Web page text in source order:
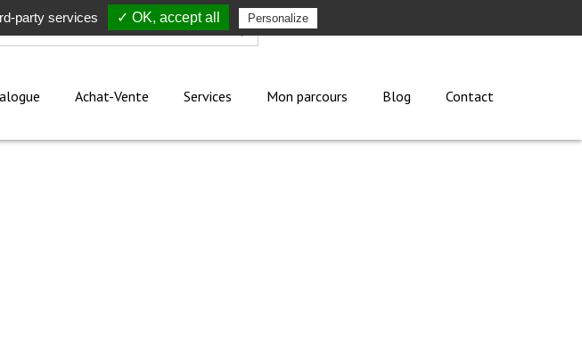
Achat-Vente Services Mon parcours Blog Contact
party services ✓ OK, accept all Personalize